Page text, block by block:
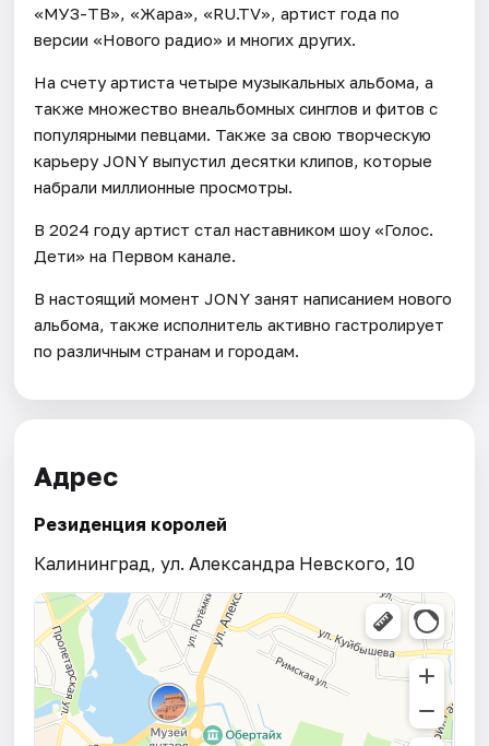
«МУЗ-ТВ», «Жара», «RU.TV», артист года по
версии «Нового радио» и многих других.
На счету артиста четыре музыкальных альбома, а
также множество внеальбомных синглов и фитов с
популярными певцами. Также за свою творческую
карьеру JONY выпустил десятки клипов, которые
набрали миллионные просмотры.
В 2024 году артист стал наставником шоу «Голос.
Дети» на Первом канале.
В настоящий момент JONY занят написанием нового
альбома, также исполнитель активно гастролирует
по различным странам и городам.
Адрес
Резиденция королей
Калининград, ул. Александра Невского, 10